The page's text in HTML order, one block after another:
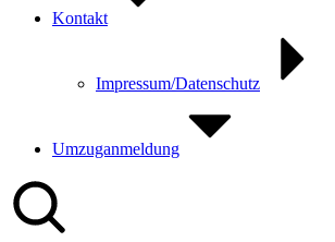
Kontakt
Impressum/Datenschutz
Umzuganmeldung